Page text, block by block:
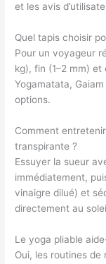
et les avis
Quel tapis choisir
Pour un voyageur
kg), fin (1–2 mm) et
Yogamatata,
options.
Comment
transpirante ?
Essuyer la sueur
immédiatement,
vinaigre dilué) et
directement au
Le yoga pliable
Oui, les routines